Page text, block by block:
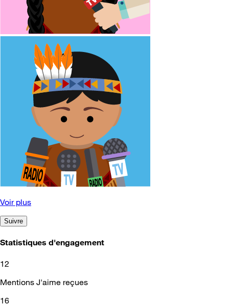
Voir plus
Suivre
Statistiques d'engagement
12
Mentions J'aime reçues
16